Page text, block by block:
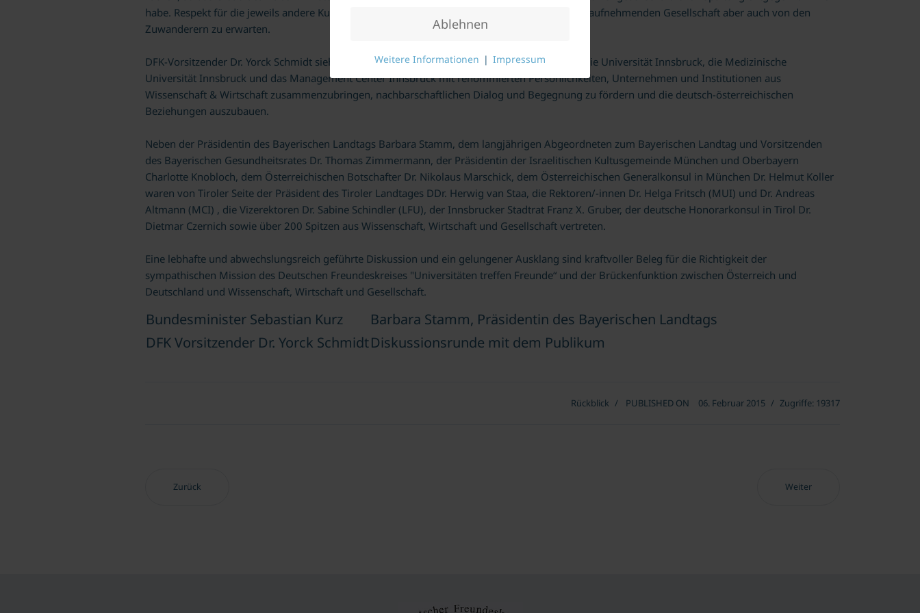
habe. Respekt für die jeweils andere Kultur sei ein wichtiger Grundpfeiler und sowohl von der aufnehmenden Gesellschaft aber auch von den
Zuwanderern zu erwarten.
DFK-Vorsitzender Dr. Yorck Schmidt sieht den Auftrag des Deutschen Freundeskreises erfüllt, die Universität Innsbruck, die Medizinische
Universität Innsbruck und das Management Center Innsbruck mit renommierten Persönlichkeiten, Unternehmen und Institutionen aus
Wissenschaft & Wirtschaft zusammenzubringen, nachbarschaftlichen Dialog und Begegnung zu fördern und die deutsch-österreichischen
Beziehungen auszubauen.
Neben der Präsidentin des Bayerischen Landtags Barbara Stamm, dem langjährigen Abgeordneten zum Bayerischen Landtag und Vorsitzenden
des Bayerischen Gesundheitsrates Dr. Thomas Zimmermann, der Präsidentin der Israelitischen Kultusgemeinde München und Oberbayern
Charlotte Knobloch, dem Österreichischen Botschafter Dr. Nikolaus Marschick, dem Österreichischen Generalkonsul in München Dr. Helmut Koller
waren von Tiroler Seite der Präsident des Tiroler Landtages DDr. Herwig van Staa, die Rektoren/-innen Dr. Helga Fritsch (MUI) und Dr. Andreas
Altmann (MCI) , die Vizerektoren Dr. Sabine Schindler (LFU), der Innsbrucker Stadtrat Franz X. Gruber, der deutsche Honorarkonsul in Tirol Dr.
Dietmar Czernich sowie über 200 Spitzen aus Wissenschaft, Wirtschaft und Gesellschaft vertreten.
Eine lebhafte und abwechslungsreich geführte Diskussion und ein gelungener Ausklang sind kraftvoller Beleg für die Richtigkeit der
sympathischen Mission des Deutschen Freundeskreises "Universitäten treffen Freunde“ und der Brückenfunktion zwischen Österreich und
Deutschland und Wissenschaft, Wirtschaft und Gesellschaft.
Bundesminister Sebastian Kurz
Barbara Stamm, Präsidentin des Bayerischen Landtags
DFK Vorsitzender Dr. Yorck SchmidtDiskussionsrunde mit dem Publikum
Rückblick PUBLISHED ON 06. Februar 2015 Zugriffe: 19317
Vorheriger Beitrag: 50-Jahr-Jubiläum des Instituts für Finanzwissenschaft
Zurück Nächster Beitrag: Tirol erobert
Weiter
Ablehnen
Weitere Informationen | Impressum